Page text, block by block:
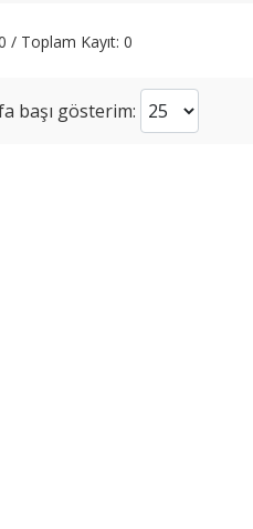
/ Toplam Kayıt: 0
başı gösterim: